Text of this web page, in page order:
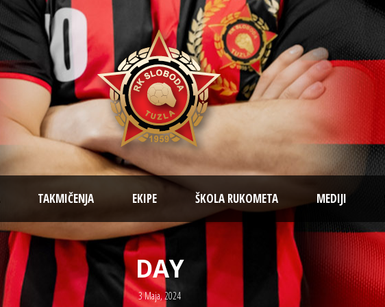
TAKMIČENJA EKIPE ŠKOLA RUKOMETA MEDIJI
DAY
3 Maja, 2024